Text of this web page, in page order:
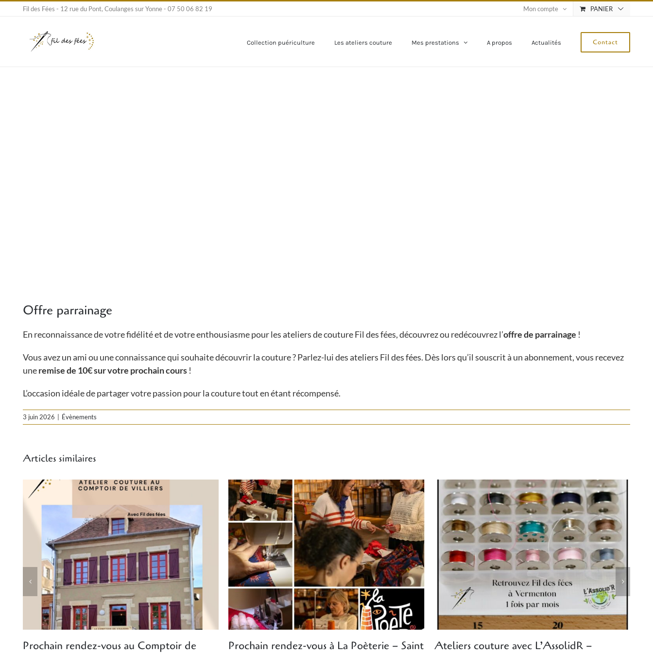
PasserFil des Fées - 12 rue du Pont, Coulanges sur Yonne - 07 50 06 82 19 Mon compte PANIER
Collection puériculture Les ateliers couture Mes prestations A propos Actualités Contact
Offre parrainage
En reconnaissance de votre fidélité et de votre enthousiasme pour les ateliers de couture Fil des fées, découvrez ou redécouvrez l’offre de parrainage !
Vous avez un ami ou une connaissance qui souhaite découvrir la couture ? Parlez-lui des ateliers Fil des fées. Dès lors qu’il souscrit à un abonnement, vous recevez
uneremise de 10€ sur votre prochain cours !
L’occasion idéale de partager votre passion pour la couture tout en étant récompensé.
3 juin 2026 Évènements
Articles similaires
Prochain rendez-vous au Comptoir de Prochain rendez-vous à La Poèterie – Saint Ateliers couture avec L’AssolidR –